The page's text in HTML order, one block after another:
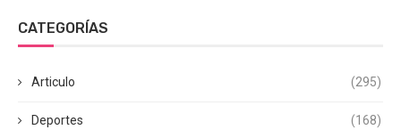
CATEGORÍAS
Articulo (295)
Deportes (168)